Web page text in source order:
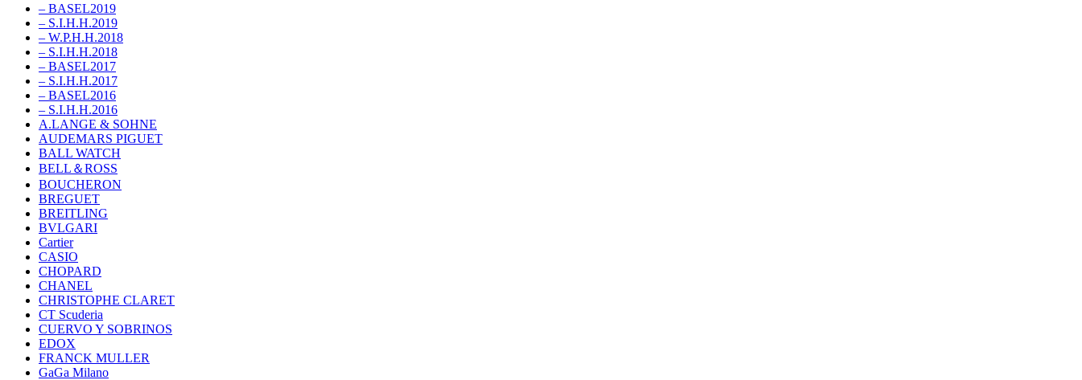
– BASEL2019
– S.I.H.H.2019
– W.P.H.H.2018
– S.I.H.H.2018
– BASEL2017
– S.I.H.H.2017
– BASEL2016
– S.I.H.H.2016
A.LANGE & SOHNE
AUDEMARS PIGUET
BALL WATCH
BELL＆ROSS
BOUCHERON
BREGUET
BREITLING
BVLGARI
Cartier
CASIO
CHOPARD
CHANEL
CHRISTOPHE CLARET
CT Scuderia
CUERVO Y SOBRINOS
EDOX
FRANCK MULLER
GaGa Milano